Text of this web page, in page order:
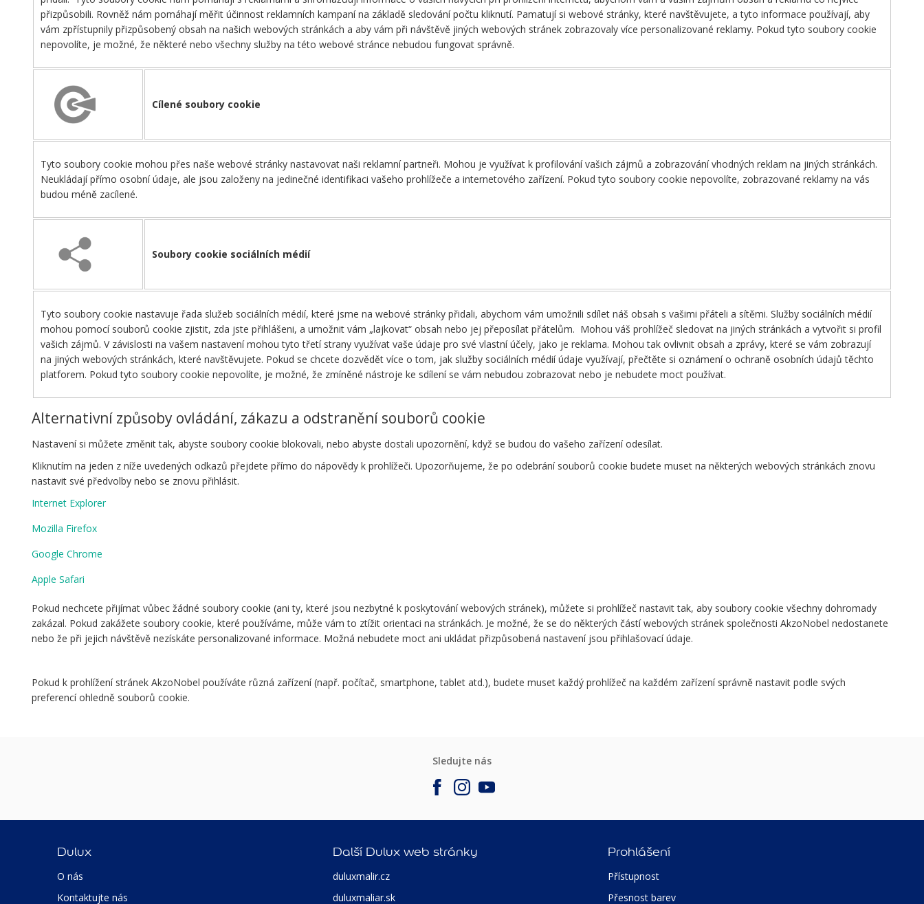
přizpůsobili. Rovněž nám pomáhají měřit účinnost reklamních kampaní na základě sledování počtu kliknutí. Pamatují si webové stránky, které navštěvujete, a tyto informace používají, aby
vám zpřístupnily přizpůsobený obsah na našich webových stránkách a aby vám při návštěvě jiných webových stránek zobrazovaly více personalizované reklamy. Pokud tyto soubory cookie
nepovolíte, je možné, že některé nebo všechny služby na této webové stránce nebudou fungovat správně.
Cílené soubory cookie
Tyto soubory cookie mohou přes naše webové stránky nastavovat naši reklamní partneři. Mohou je využívat k profilování vašich zájmů a zobrazování vhodných reklam na jiných stránkách.
Neukládají přímo osobní údaje, ale jsou založeny na jedinečné identifikaci vašeho prohlížeče a internetového zařízení. Pokud tyto soubory cookie nepovolíte, zobrazované reklamy na vás
budou méně zacílené.
Soubory cookie sociálních médií
Tyto soubory cookie nastavuje řada služeb sociálních médií, které jsme na webové stránky přidali, abychom vám umožnili sdílet náš obsah s vašimi přáteli a sítěmi. Služby sociálních médií
mohou pomocí souborů cookie zjistit, zda jste přihlášeni, a umožnit vám „lajkovat“ obsah nebo jej přeposílat přátelům. Mohou váš prohlížeč sledovat na jiných stránkách a vytvořit si profil
vašich zájmů. V závislosti na vašem nastavení mohou tyto třetí strany využívat vaše údaje pro své vlastní účely, jako je reklama. Mohou tak ovlivnit obsah a zprávy, které se vám zobrazují
na jiných webových stránkách, které navštěvujete. Pokud se chcete dozvědět více o tom, jak služby sociálních médií údaje využívají, přečtěte si oznámení o ochraně osobních údajů těchto
platforem. Pokud tyto soubory cookie nepovolíte, je možné, že zmíněné nástroje ke sdílení se vám nebudou zobrazovat nebo je nebudete moct používat.
Alternativní způsoby ovládání, zákazu a odstranění souborů cookie
Nastavení si můžete změnit tak, abyste soubory cookie blokovali, nebo abyste dostali upozornění, když se budou do vašeho zařízení odesílat.
Kliknutím na jeden z níže uvedených odkazů přejdete přímo do nápovědy k prohlížeči. Upozorňujeme, že po odebrání souborů cookie budete muset na některých webových stránkách znovu
nastavit své předvolby nebo se znovu přihlásit.
Internet Explorer
Mozilla Firefox
Google Chrome
Apple Safari
Pokud nechcete přijímat vůbec žádné soubory cookie (ani ty, které jsou nezbytné k poskytování webových stránek), můžete si prohlížeč nastavit tak, aby soubory cookie všechny dohromady
zakázal. Pokud zakážete soubory cookie, které používáme, může vám to ztížit orientaci na stránkách. Je možné, že se do některých částí webových stránek společnosti AkzoNobel nedostanete
nebo že při jejich návštěvě nezískáte personalizované informace. Možná nebudete moct ani ukládat přizpůsobená nastavení jsou přihlašovací údaje.
Pokud k prohlížení stránek AkzoNobel používáte různá zařízení (např. počítač, smartphone, tablet atd.), budete muset každý prohlížeč na každém zařízení správně nastavit podle svých
preferencí ohledně souborů cookie.
Sledujte nás
Dulux
O nás
Kontaktujte nás
Další Dulux web stránky
duluxmalir.cz
duluxmaliar.sk
Prohlášení
Přístupnost
Přesnost barev